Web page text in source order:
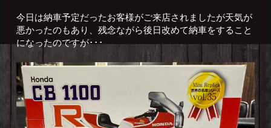
今日は納車予定だったお客様がご来店されましたが天気が
悪かったのもあり、残念ながら後日改めて納車をすること
になったのですが･･･